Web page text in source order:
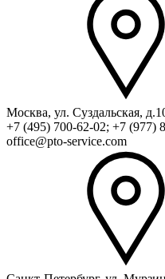
Москва, ул. Суздальская,
+7 (495) 700-62-02; +7 (977)
office@pto-service.com